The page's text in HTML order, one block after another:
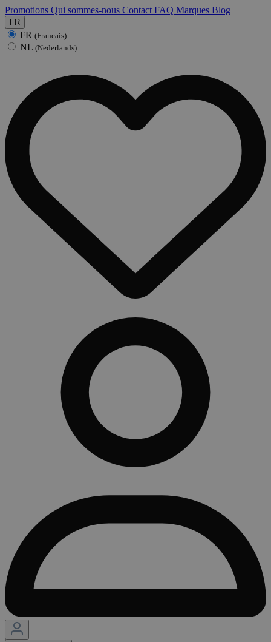
Promotions Qui sommes-nous Contact FAQ Marques Blog
FR
FR (Francais)
NL (Nederlands)